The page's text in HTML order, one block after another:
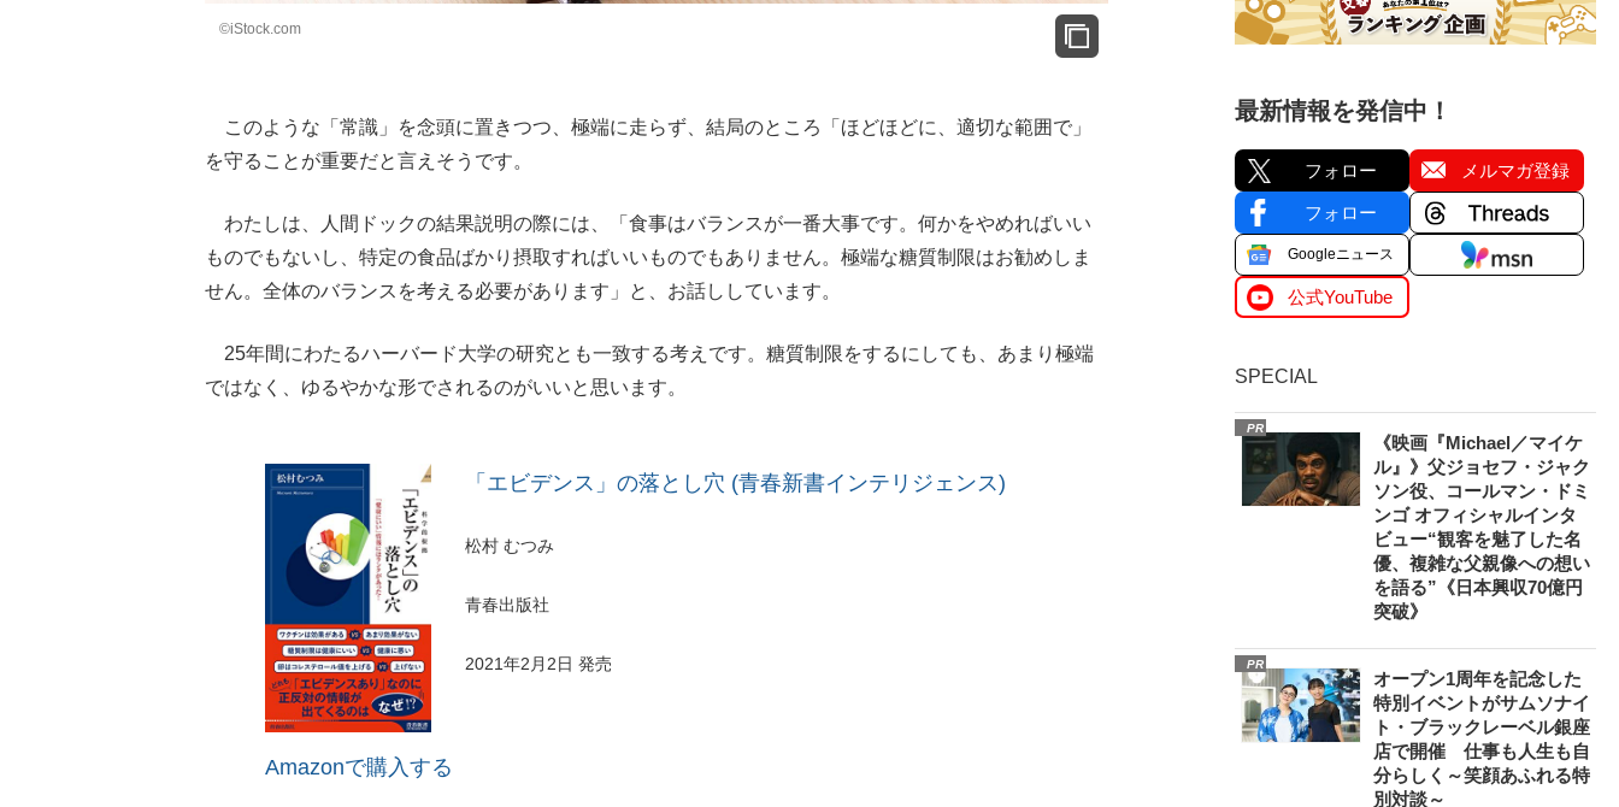
©iStock.com
このような「常識」を念頭に置きつつ、極端に走らず、結局のところ「ほどほどに、適切な範囲で」
を守ることが重要だと言えそうです。
わたしは、人間ドックの結果説明の際には、「食事はバランスが一番大事です。何かをやめればいい
ものでもないし、特定の食品ばかり摂取すればいいものでもありません。極端な糖質制限はお勧めしま
せん。全体のバランスを考える必要があります」と、お話ししています。
25年間にわたるハーバード大学の研究とも一致する考えです。糖質制限をするにしても、あまり極端
ではなく、ゆるやかな形でされるのがいいと思います。
「エビデンス」の落とし穴 (青春新書インテリジェンス)
松村 むつみ
青春出版社
2021年2月2日 発売
Amazonで購入する
最新情報を発信中！
フォロー メルマガ登録
フォロー
Googleニュース
公式YouTube
SPECIAL
PR
《映画『Michael／マイケ
ル』》父ジョセフ・ジャク
ソン役、コールマン・ドミ
ンゴ オフィシャルインタ
ビュー“観客を魅了した名
優、複雑な父親像への想い
を語る”《日本興収70億円
突破》
PR
オープン1周年を記念した
特別イベントがサムソナイ
ト・ブラックレーベル銀座
店で開催 仕事も人生も自
分らしく～笑顔あふれる特
別対談～